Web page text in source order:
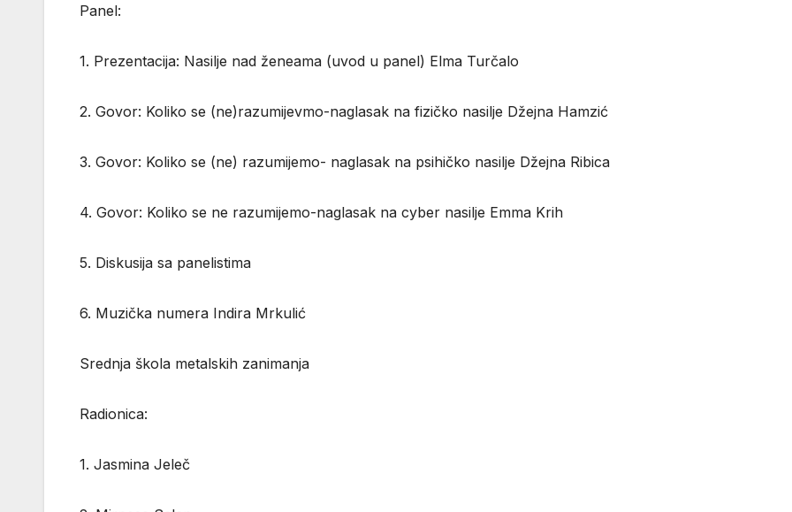
Panel:
1. Prezentacija: Nasilje nad ženeama (uvod u panel) Elma Turčalo
2. Govor: Koliko se (ne)razumijevmo-naglasak na fizičko nasilje Džejna Hamzić
3. Govor: Koliko se (ne) razumijemo- naglasak na psihičko nasilje Džejna Ribica
4. Govor: Koliko se ne razumijemo-naglasak na cyber nasilje Emma Krih
5. Diskusija sa panelistima
6. Muzička numera Indira Mrkulić
Srednja škola metalskih zanimanja
Radionica:
1. Jasmina Jeleč